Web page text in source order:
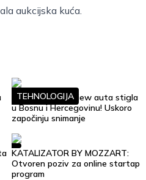
aukcijska kuća.
Google Street View auta stigla
u Bosnu i Hercegovinu! Uskoro
započinju snimanje
TEHNOLOGIJA
KATALIZATOR BY MOZZART:
Otvoren poziv za online startap
program